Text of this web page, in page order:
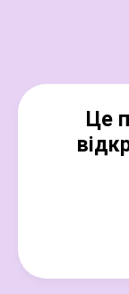
Це